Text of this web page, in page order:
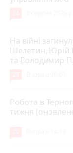
На війні
Шелетин, Юрій
та Володимир
Робота в
тижня